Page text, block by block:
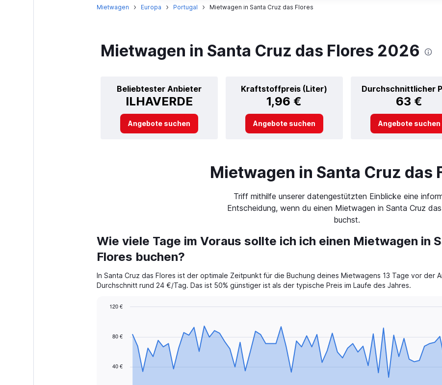
Mietwagen Europa Portugal Mietwagen in Santa Cruz das Flores
Mietwagen in Santa Cruz das Flores 2026
Beliebtester Anbieter
ILHAVERDE
Kraftstoffpreis (Liter)
1,96 €
Durchschnittlicher
63 €
Angebote suchen Angebote suchen Angebote suchen
Mietwagen in Santa Cruz das
Triff mithilfe unserer datengestützten Einblicke eine
Entscheidung, wenn du einen Mietwagen in Santa Cruz
buchst.
Wie viele Tage im Voraus sollte ich ich einen Mietwagen in
Flores buchen?
In Santa Cruz das Flores ist der optimale Zeitpunkt für die Buchung deines Mietwagens 13 Tage vor der
Durchschnitt rund 24 €/Tag. Das ist 50% günstiger ist als der typische Preis im Laufe des Jahres.
data
The
40 €
80 €
120 €